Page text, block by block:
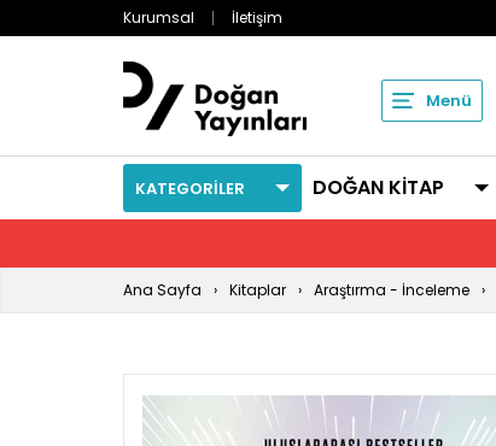
Kurumsal İletişim
Menü
KATEGORİLER DOĞAN KİTAP
Ana Sayfa Kitaplar Araştırma - İnceleme